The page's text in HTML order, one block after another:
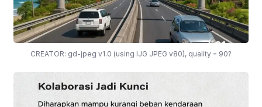
CREATOR: gd-jpeg v1.0 (using IJG JPEG v80), quality = 90?